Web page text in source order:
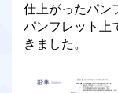
仕上がったパン
パンフレット上
きました。